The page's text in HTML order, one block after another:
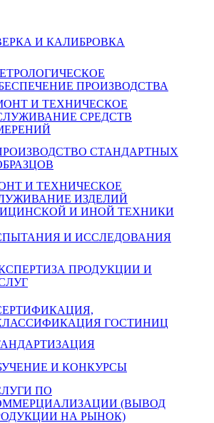
И КАЛИБРОВКА
ПРОИЗВОДСТВА
И ТЕХНИЧЕСКОЕ
СРЕДСТВ
СТАНДАРТНЫХ
И ТЕХНИЧЕСКОЕ
ИЗДЕЛИЙ
И ИНОЙ ТЕХНИКИ
И ИССЛЕДОВАНИЯ
ПРОДУКЦИИ И
ГОСТИНИЦ
И КОНКУРСЫ
ПО
(ВЫВОД
НА РЫНОК)